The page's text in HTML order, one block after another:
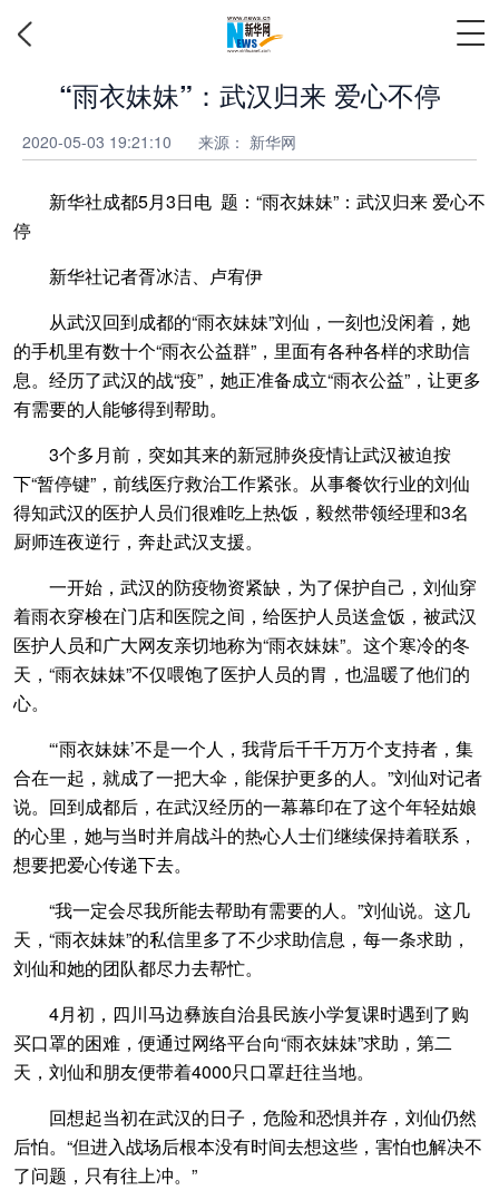
“雨衣妹妹”：武汉归来 爱心不停
2020-05-03 19:21:10 来源： 新华网
新华社成都5月3日电 题：“雨衣妹妹”：武汉归来 爱心不
停
新华社记者胥冰洁、卢宥伊
从武汉回到成都的“雨衣妹妹”刘仙，一刻也没闲着，她
的手机里有数十个“雨衣公益群”，里面有各种各样的求助信
息。经历了武汉的战“疫”，她正准备成立“雨衣公益”，让更多
有需要的人能够得到帮助。
3个多月前，突如其来的新冠肺炎疫情让武汉被迫按
下“暂停键”，前线医疗救治工作紧张。从事餐饮行业的刘仙
得知武汉的医护人员们很难吃上热饭，毅然带领经理和3名
厨师连夜逆行，奔赴武汉支援。
一开始，武汉的防疫物资紧缺，为了保护自己，刘仙穿
着雨衣穿梭在门店和医院之间，给医护人员送盒饭，被武汉
医护人员和广大网友亲切地称为“雨衣妹妹”。这个寒冷的冬
天，“雨衣妹妹”不仅喂饱了医护人员的胃，也温暖了他们的
心。
“‘雨衣妹妹’不是一个人，我背后千千万万个支持者，集
合在一起，就成了一把大伞，能保护更多的人。”刘仙对记者
说。回到成都后，在武汉经历的一幕幕印在了这个年轻姑娘
的心里，她与当时并肩战斗的热心人士们继续保持着联系，
想要把爱心传递下去。
“我一定会尽我所能去帮助有需要的人。”刘仙说。这几
天，“雨衣妹妹”的私信里多了不少求助信息，每一条求助，
刘仙和她的团队都尽力去帮忙。
4月初，四川马边彝族自治县民族小学复课时遇到了购
买口罩的困难，便通过网络平台向“雨衣妹妹”求助，第二
天，刘仙和朋友便带着4000只口罩赶往当地。
回想起当初在武汉的日子，危险和恐惧并存，刘仙仍然
后怕。“但进入战场后根本没有时间去想这些，害怕也解决不
了问题，只有往上冲。”